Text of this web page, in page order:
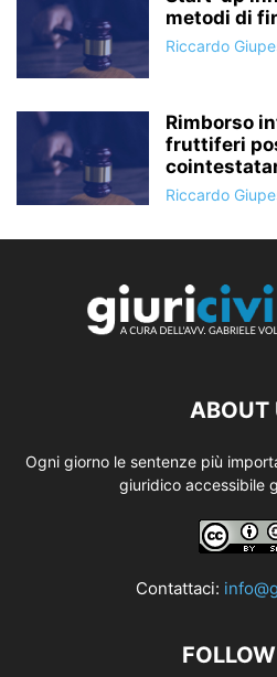
metodi di
Riccardo
Rimborso
fruttiferi
Riccardo
ABOUT
Ogni giorno le sentenze più
giuridico accessibile
Contattaci: